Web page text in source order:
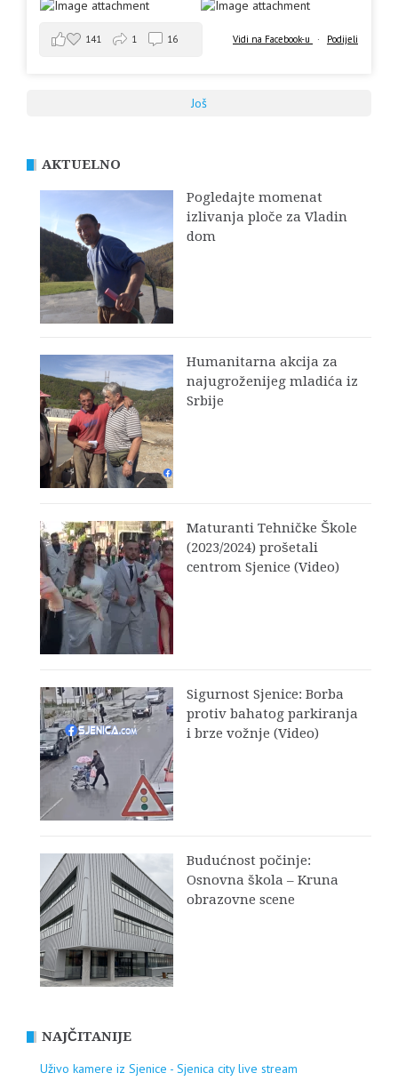
Vidi na Facebook-u · Podijeli
141 1 16
Još
AKTUELNO
Pogledajte momenat
izlivanja ploče za Vladin
dom
Humanitarna akcija za
najugroženijeg mladića iz
Srbije
Maturanti Tehničke Škole
(2023/2024) prošetali
centrom Sjenice (Video)
Sigurnost Sjenice: Borba
protiv bahatog parkiranja
i brze vožnje (Video)
Budućnost počinje:
Osnovna škola – Kruna
obrazovne scene
NAJČITANIJE
Uživo kamere iz Sjenice - Sjenica city live stream